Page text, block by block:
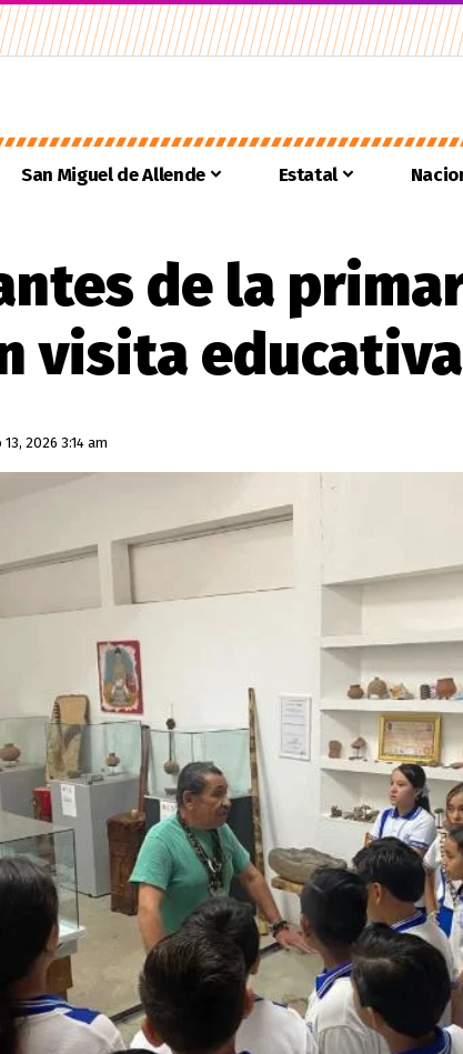
San Miguel de Allende Estatal
de la
visita educativa
2026 3:14 am